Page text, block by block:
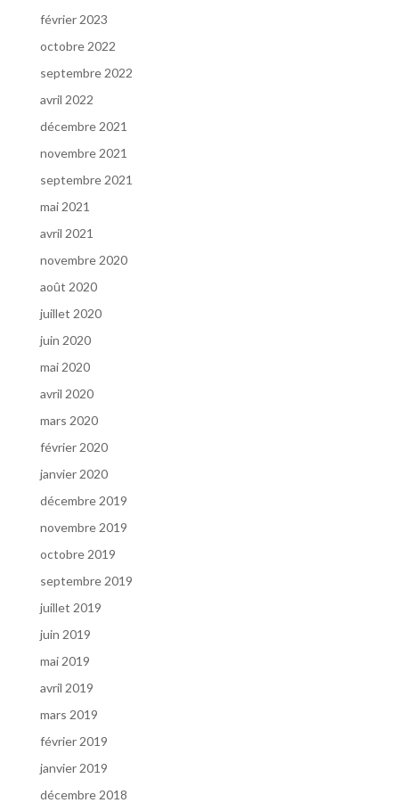
février 2023
octobre 2022
septembre 2022
avril 2022
décembre 2021
novembre 2021
septembre 2021
mai 2021
avril 2021
novembre 2020
août 2020
juillet 2020
juin 2020
mai 2020
avril 2020
mars 2020
février 2020
janvier 2020
décembre 2019
novembre 2019
octobre 2019
septembre 2019
juillet 2019
juin 2019
mai 2019
avril 2019
mars 2019
février 2019
janvier 2019
décembre 2018